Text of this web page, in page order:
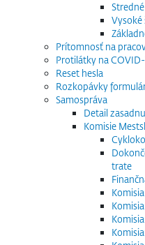
Vysoké
Prítomnosť na
Protilátky na COVID-
Reset hesla
Rozkopávky
Samospráva
Detail
Komisie
trate